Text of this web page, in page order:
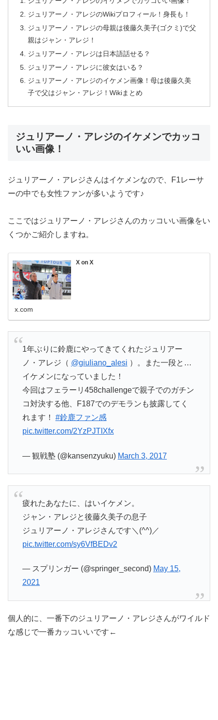
ジュリアーノ・アレジのWikiプロフィール！身長も！
ジュリアーノ・アレジの母親は後藤久美子(ゴクミ)で父
親はジャン・アレジ！
ジュリアーノ・アレジは日本語話せる？
ジュリアーノ・アレジに彼女はいる？
ジュリアーノ・アレジのイケメン画像！母は後藤久美
子で父はジャン・アレジ！Wikiまとめ
ジュリアーノ・アレジのイケメンでカッコ
いい画像！
ジュリアーノ・アレジさんはイケメンなので、F1レーサ
ーの中でも女性ファンが多いようです♪
ここではジュリアーノ・アレジさんのカッコいい画像をい
くつかご紹介しますね。
X on X
x.com
1年ぶりに鈴鹿にやってきてくれたジュリアー
ノ・アレジ（ @giuliano_alesi ）。また一段と…
イケメンになっていました！
今回はフェラーリ458challengeで親子でのガチン
コ対決する他、F187でのデモランも披露してく
れます！ #鈴鹿ファン感
pic.twitter.com/2YzPJTIXfx
— 観戦塾 (@kansenzyuku) March 3, 2017
疲れたあなたに、はいイケメン。
ジャン・アレジと後藤久美子の息子
ジュリアーノ・アレジさんです＼(^^)／
pic.twitter.com/sy6VfBEDv2
— スプリンガー (@springer_second) May 15,
2021
個人的に、一番下のジュリアーノ・アレジさんがワイルド
な感じで一番カッコいいです←